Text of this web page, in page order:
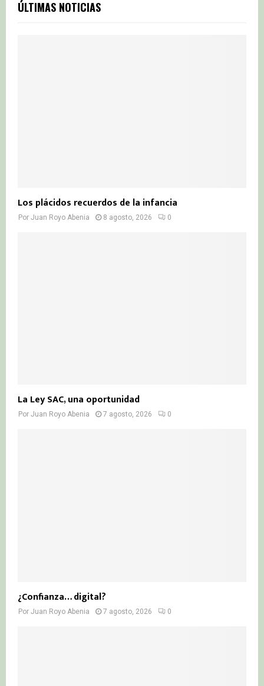
h
ÚLTIMAS NOTICIAS
Los plácidos recuerdos de la infancia
Por Juan Royo Abenia 8 agosto, 2026 0
La Ley SAC, una oportunidad
Por Juan Royo Abenia 7 agosto, 2026 0
¿Confianza… digital?
Por Juan Royo Abenia 7 agosto, 2026 0